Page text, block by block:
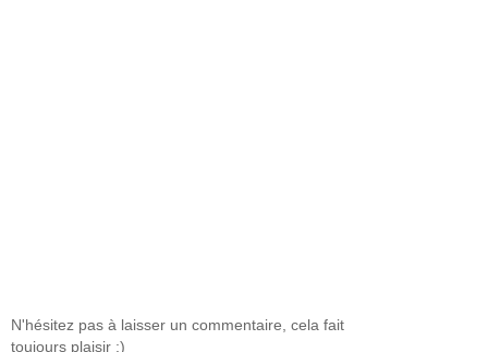
N'hésitez pas à laisser un commentaire, cela fait
toujours plaisir :)